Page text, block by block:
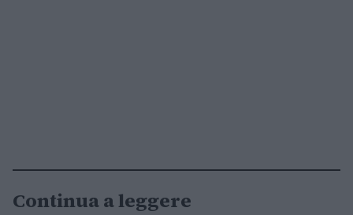
Continua a leggere